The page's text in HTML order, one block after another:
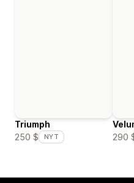
Triumph
250 $
NYT
290